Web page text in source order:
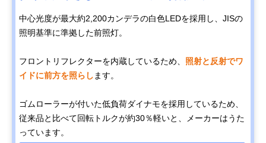
中心光度が最大約2,200カンデラの白色LEDを採用し、JISの
照明基準に準拠した前照灯。
フロントリフレクターを内蔵しているため、 照射と反射でワ
イドに前方を照らし ます。
ゴムローラーが付いた低負荷ダイナモを採用しているため、
従来品と比べて回転トルクが約30％軽いと、メーカーはうた
っています。